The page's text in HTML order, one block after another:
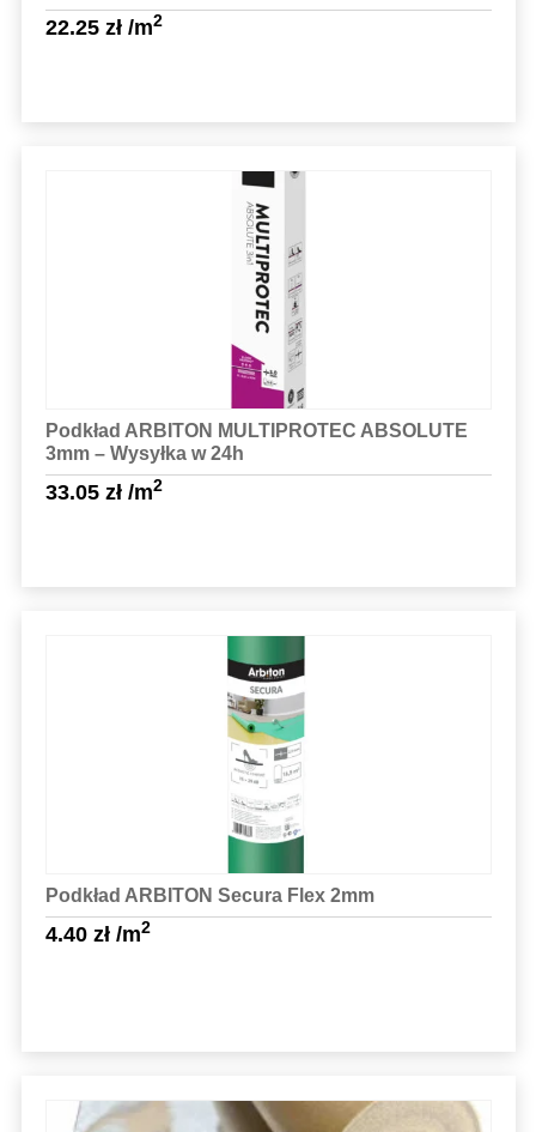
22.25 zł/m2
Sprawdź szczegóły
Podkład ARBITON MULTIPROTEC ABSOLUTE
3mm – Wysyłka w 24h
33.05 zł/m2
Sprawdź szczegóły
Podkład ARBITON Secura Flex 2mm
4.40 zł/m2